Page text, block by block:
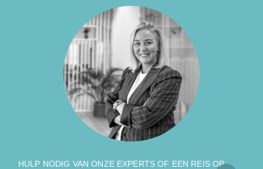
HULP NODIG VAN ONZE EXPERTS OF EEN REIS OP